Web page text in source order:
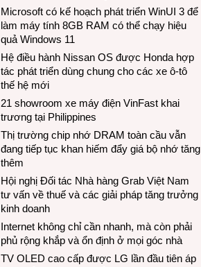
Microsoft có kế hoạch phát triển WinUI 3 để
làm máy tính 8GB RAM có thể chạy hiệu
quả Windows 11
Hệ điều hành Nissan OS được Honda hợp
tác phát triển dùng chung cho các xe ô-tô
thế hệ mới
21 showroom xe máy điện VinFast khai
trương tại Philippines
Thị trường chip nhớ DRAM toàn cầu vẫn
đang tiếp tục khan hiếm đẩy giá bộ nhớ tăng
thêm
Hội nghị Đối tác Nhà hàng Grab Việt Nam
tư vấn về thuế và các giải pháp tăng trưởng
kinh doanh
Internet không chỉ cần nhanh, mà còn phải
phủ rộng khắp và ổn định ở mọi góc nhà
TV OLED cao cấp được LG lần đầu tiên áp